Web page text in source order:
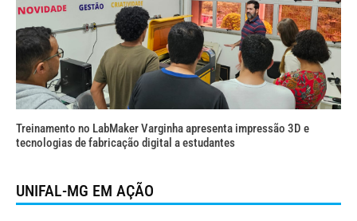
Treinamento no LabMaker Varginha apresenta impressão 3D e
tecnologias de fabricação digital a estudantes
UNIFAL-MG EM AÇÃO